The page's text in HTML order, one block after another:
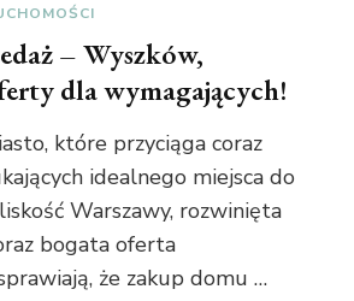
– Wyszków,
dla wymagających!
które przyciąga coraz
idealnego miejsca do
Warszawy, rozwinięta
bogata oferta
że zakup domu …